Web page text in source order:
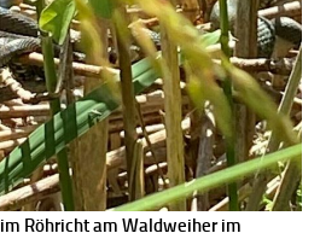
im Röhricht am Waldweiher im